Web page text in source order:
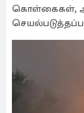
கொள்கைகள்,